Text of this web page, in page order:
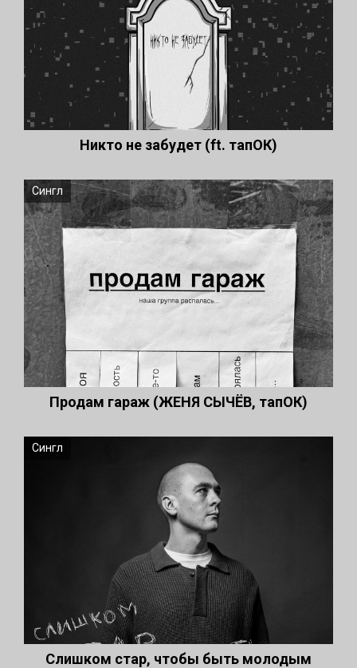
Никто не забудет (ft. тапОК)
Сингл
Продам гараж (ЖЕНЯ СЫЧЁВ, тапОК)
Сингл
Слишком стар, чтобы быть молодым